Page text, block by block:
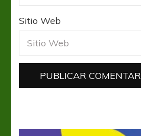
Sitio Web